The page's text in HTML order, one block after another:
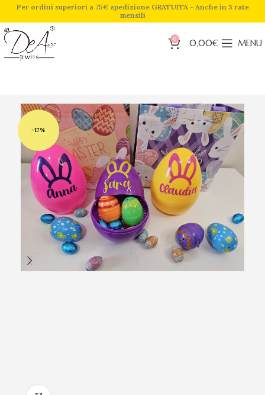
Per ordini superiori a 75€ spedizione GRATUITA - Anche in 3 rate
mensili
0 0,00€ MENU
-17%